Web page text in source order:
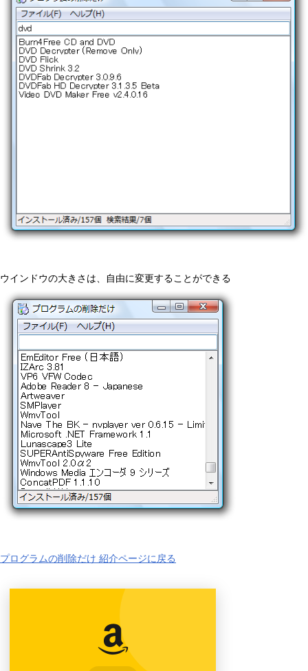
ウインドウの大きさは、自由に変更することができる
プログラムの削除だけ 紹介ページに戻る